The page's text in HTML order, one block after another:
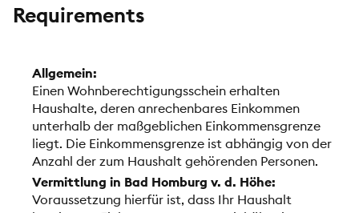
Requirements
Allgemein:
Einen Wohnberechtigungsschein erhalten
Haushalte, deren anrechenbares Einkommen
unterhalb der maßgeblichen Einkommensgrenze
liegt. Die Einkommensgrenze ist abhängig von der
Anzahl der zum Haushalt gehörenden Personen.
Vermittlung in Bad Homburg v. d. Höhe:
Voraussetzung hierfür ist, dass Ihr Haushalt